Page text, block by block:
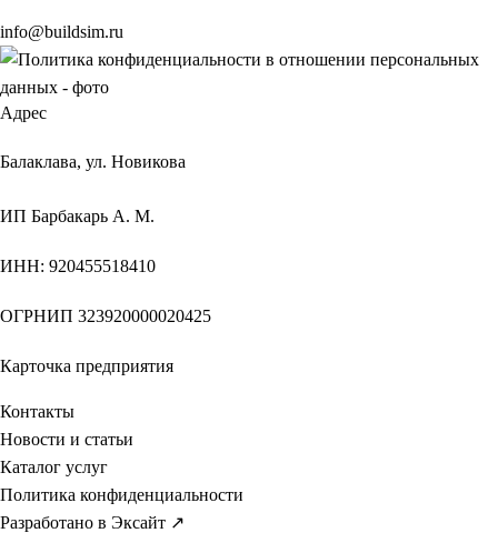
info@buildsim.ru
Адрес
Балаклава, ул. Новикова
ИП Барбакарь А. М.
ИНН: 920455518410
ОГРНИП 323920000020425
Карточка предприятия
Контакты
Новости и статьи
Каталог услуг
Политика конфиденциальности
Разработано в Эксайт ↗